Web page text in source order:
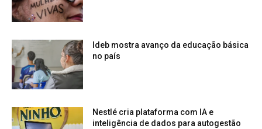
Ideb mostra avanço da educação básica
no país
Nestlé cria plataforma com IA e
inteligência de dados para autogestão